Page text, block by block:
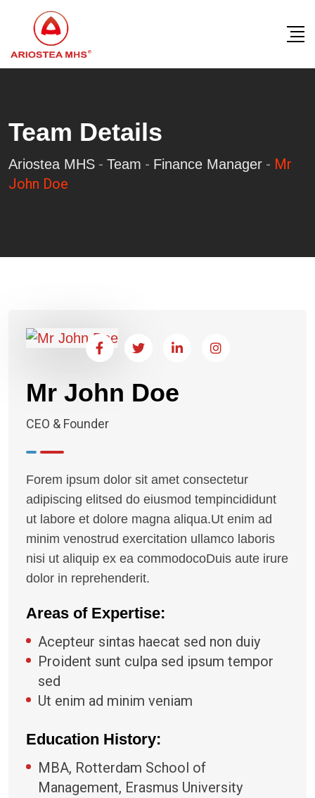
content
Team Details
Ariostea MHS - Team - Finance Manager - Mr
John Doe
Mr John Doe
CEO & Founder
Forem ipsum dolor sit amet consectetur
adipiscing elitsed do eiusmod tempincididunt
ut labore et dolore magna aliqua.Ut enim ad
minim venostrud exercitation ullamco laboris
nisi ut aliquip ex ea commodocoDuis aute irure
dolor in reprehenderit.
Areas of Expertise:
Acepteur sintas haecat sed non duiy
Proident sunt culpa sed ipsum tempor
sed
Ut enim ad minim veniam
Education History:
MBA, Rotterdam School of
Management, Erasmus University